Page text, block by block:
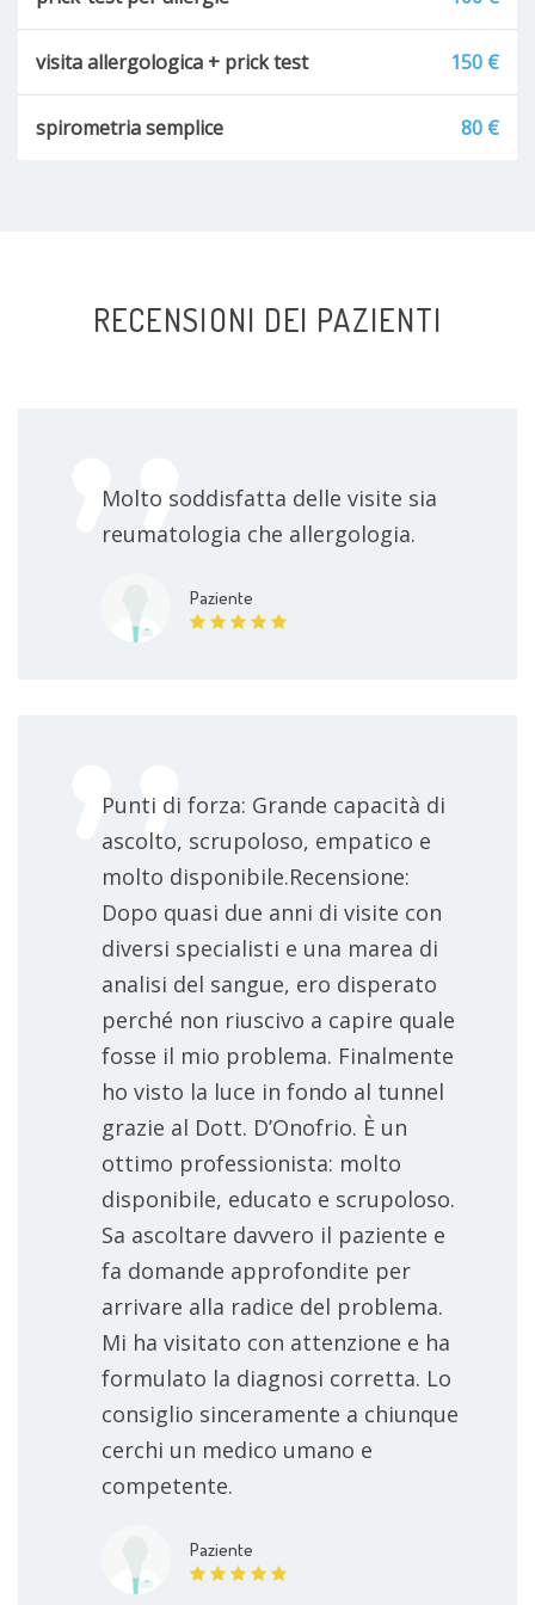
Anafilassi
Allergie Alimentari
visita allergologica + prick test 150 €
spirometria semplice 80 €
RECENSIONI DEI PAZIENTI
Molto soddisfatta delle visite sia
reumatologia che allergologia.
Paziente
Punti di forza: Grande capacità di
ascolto, scrupoloso, empatico e
molto disponibile.Recensione:
Dopo quasi due anni di visite con
diversi specialisti e una marea di
analisi del sangue, ero disperato
perché non riuscivo a capire quale
fosse il mio problema. Finalmente
ho visto la luce in fondo al tunnel
grazie al Dott. D’Onofrio. È un
ottimo professionista: molto
disponibile, educato e scrupoloso.
Sa ascoltare davvero il paziente e
fa domande approfondite per
arrivare alla radice del problema.
Mi ha visitato con attenzione e ha
formulato la diagnosi corretta. Lo
consiglio sinceramente a chiunque
cerchi un medico umano e
competente.
Paziente